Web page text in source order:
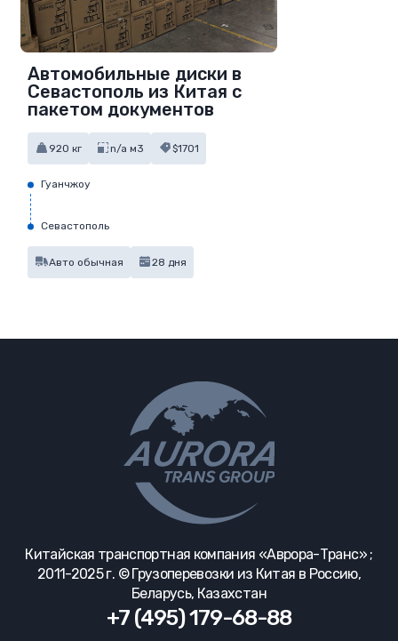
Автомобильные диски в
Севастополь из Китая с
пакетом документов
920 кг n/a м3 $1701
Гуанчжоу
Севастополь
Авто обычная 28 дня
Китайская транспортная компания «Аврора-Транс» ;
2011-2025 г. © Грузоперевозки из Китая в Россию,
Беларусь, Казахстан
+7 (495) 179-68-88